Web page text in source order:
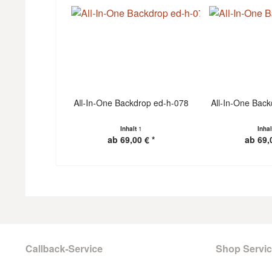
All-In-One Backdrop ed-h-078
Inhalt 1
ab 69,00 € *
All-In-One
ab
Callback-Service Shop